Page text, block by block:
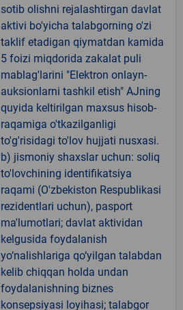
sotib olishni rejalashtirgan davlat
aktivi bo'yicha talabgorning o'zi
taklif etadigan qiymatdan kamida
5 foizi miqdorida zakalat puli
mablag'larini "Elektron onlayn-
auksionlarni tashkil etish" AJning
quyida keltirilgan maxsus hisob-
raqamiga o'tkazilganligi
to'g'risidagi to'lov hujjati nusxasi.
b) jismoniy shaxslar uchun: soliq
to'lovchining identifikatsiya
raqami (O'zbekiston Respublikasi
rezidentlari uchun), pasport
ma'lumotlari; davlat aktividan
kelgusida foydalanish
yo‘nalishlariga qo‘yilgan talabdan
kelib chiqqan holda undan
foydalanishning biznes
konsepsiyasi loyihasi; talabgor